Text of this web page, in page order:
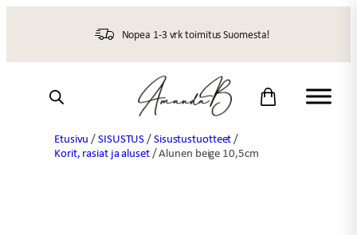
Nopea 1-3 vrk toimitus Suomesta!
Etusivu /SISUSTUS/Sisustustuotteet/
Korit, rasiat ja aluset/ Alunen beige 10,5cm